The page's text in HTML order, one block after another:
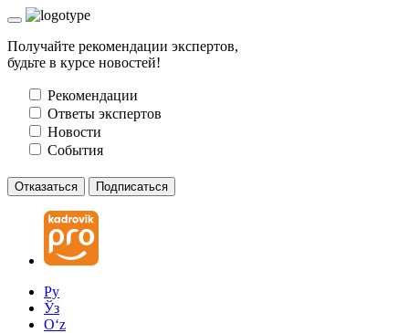
Получайте рекомендации экспертов,
будьте в курсе новостей!
Рекомендации
Ответы экспертов
Новости
События
Отказаться Подписаться
Ру
Ўз
Oʻz